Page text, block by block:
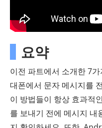
요약
이전 파트에서 소개한 7
대폰에서 문자 메시지를
이 방법들이 항상 효과적
를 보내기 전에 메시지 내